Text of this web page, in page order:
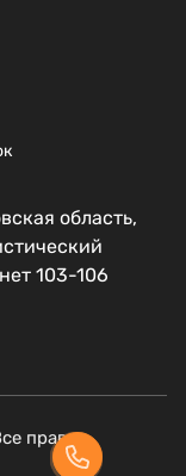
гарантийный
годам. Эти
W0 станет
область,
103-106
права